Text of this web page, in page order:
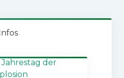
Jahrestag der